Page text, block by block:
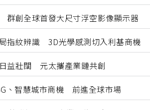
創全球首發大尺寸浮空影像顯示器
指紋辨識 3D光學感測切入利基商機
益壯闊 元太攜產業鏈共創
、智慧城市商機 前進全球市場